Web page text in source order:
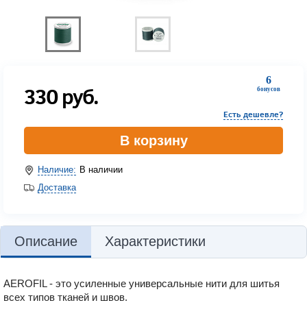
6
бонусов
330руб.
Есть дешевле?
В корзину
Наличие: В наличии
Доставка
Описание Характеристики
AEROFIL - это усиленные универсальные нити для шитья
всех типов тканей и швов.